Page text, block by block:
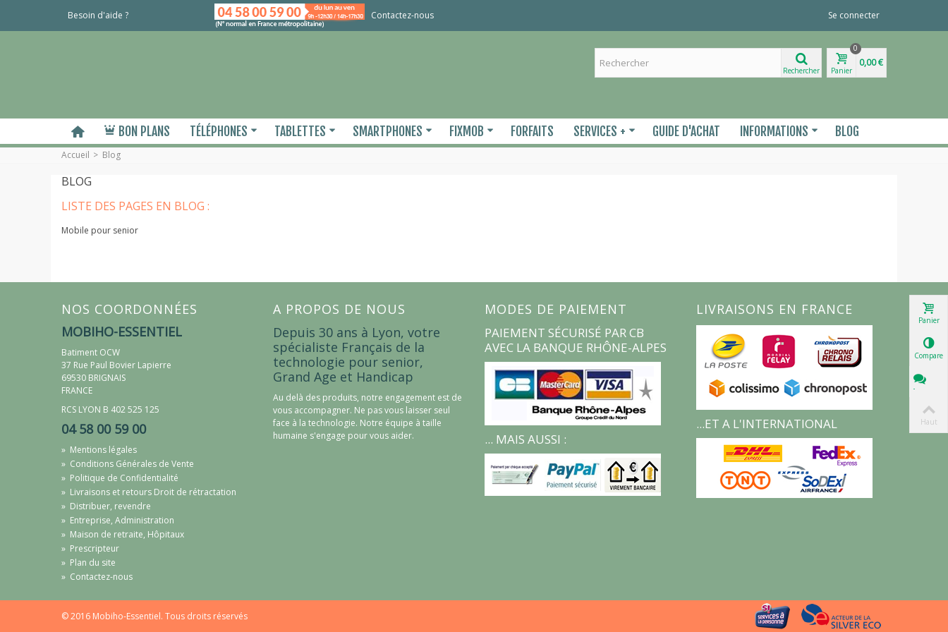
Se connecter
Besoin d'aide ? Contactez-nous
Rechercher Panier
0
0,00 €
BON PLANS TÉLÉPHONES TABLETTES SMARTPHONES FIXMOB FORFAITS SERVICES + GUIDE D'ACHAT INFORMATIONS BLOG
Accueil > Blog
BLOG
LISTE DES PAGES EN BLOG :
Mobile pour senior
NOS COORDONNÉES
MOBIHO-ESSENTIEL
Batiment OCW
37 Rue Paul Bovier Lapierre
69530 BRIGNAIS
FRANCE
RCS LYON B 402 525 125
04 58 00 59 00
» Mentions légales
» Conditions Générales de Vente
» Politique de Confidentialité
» Livraisons et retours Droit de rétractation
» Distribuer, revendre
» Entreprise, Administration
» Maison de retraite, Hôpitaux
» Prescripteur
» Plan du site
» Contactez-nous
A PROPOS DE NOUS
Depuis 30 ans à Lyon, votre
spécialiste Français de la
technologie pour senior,
Grand Age et Handicap
Au delà des produits, notre engagement est de
vous accompagner. Ne pas vous laisser seul
face à la technologie. Notre équipe à taille
humaine s'engage pour vous aider.
MODES DE PAIEMENT
PAIEMENT SÉCURISÉ PAR CB
AVEC LA BANQUE RHÔNE-ALPES
... MAIS AUSSI :
LIVRAISONS EN FRANCE
...ET A L'INTERNATIONAL
© 2016 Mobiho-Essentiel. Tous droits réservés
Panier
Comparer
Tchat
Haut